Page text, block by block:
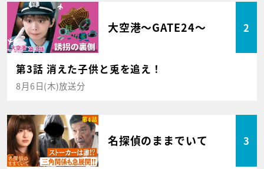
大空港～GATE24～ 2
第3話 消えた子供と兎を追え！
8月6日(木)放送分
名探偵のままでいて 3